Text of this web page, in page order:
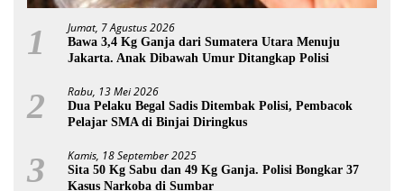
1 Jumat, 7 Agustus 2026
Bawa 3,4 Kg Ganja dari Sumatera Utara Menuju
Jakarta. Anak Dibawah Umur Ditangkap Polisi
2 Rabu, 13 Mei 2026
Dua Pelaku Begal Sadis Ditembak Polisi, Pembacok
Pelajar SMA di Binjai Diringkus
3 Kamis, 18 September 2025
Sita 50 Kg Sabu dan 49 Kg Ganja. Polisi Bongkar 37
Kasus Narkoba di Sumbar